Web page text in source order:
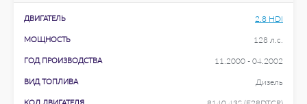
ДВИГАТЕЛЬ 2.8 HDI
МОЩНОСТЬ 128 л.с.
ГОД ПРОИЗВОДСТВА 11.2000 - 04.2002
ВИД ТОПЛИВА Дизель